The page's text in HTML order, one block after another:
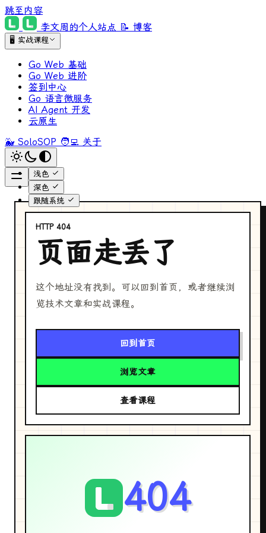
跳至内容
李文周的个人站点 📝 博客
🖥 实战课程
Go Web 基础
Go Web 进阶
签到中心
Go 语言微服务
AI Agent 开发
云原生
🐳 SoloSOP 🧑‍💻 关于
浅色
深色
跟随系统
HTTP 404
页面走丢了
这个地址没有找到。可以回到首页，或者继续浏
览技术文章和实战课程。
回到首页
浏览文章
查看课程
404